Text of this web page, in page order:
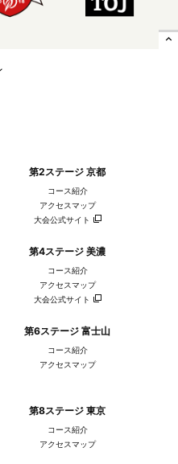
expand_less
第2ステージ 京都
コース紹介
アクセスマップ
大会公式サイト
第4ステージ 美濃
コース紹介
アクセスマップ
大会公式サイト
第6ステージ 富士山
コース紹介
アクセスマップ
第8ステージ 東京
コース紹介
アクセスマップ